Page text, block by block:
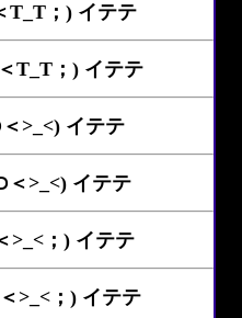
T_T；) イテテ
T_T；) イテテ
>_<) イテテ
>_<) イテテ
>_<；) イテテ
>_<；) イテテ